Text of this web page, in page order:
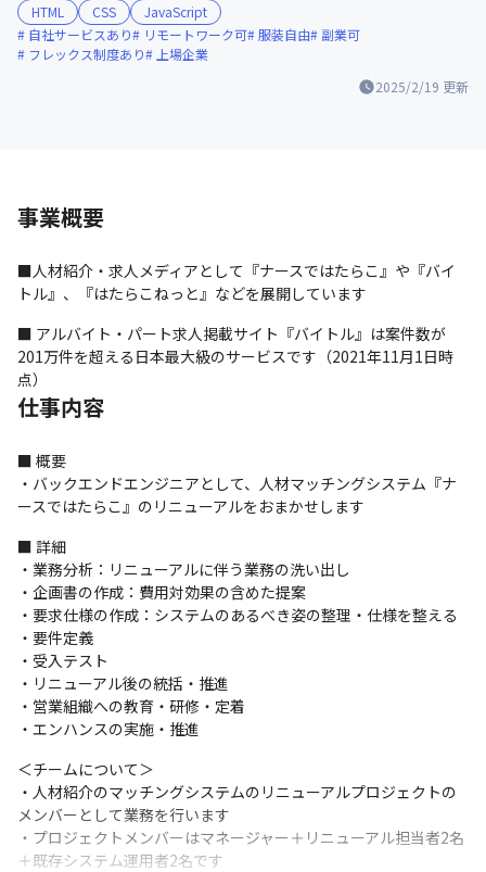
2025/2/19 更新
HTML CSS
JavaScript
自社サービスあり
リモートワーク可 服装自由
副業可
フレックス制度あり
上場企業
事業概要
■人材紹介・求人メディアとして『ナースではたらこ』や『バイ
トル』、『はたらこねっと』などを展開しています
■ アルバイト・パート求人掲載サイト『バイトル』は案件数が
201万件を超える日本最大級のサービスです（2021年11月1日時
点）
仕事内容
■ 概要
・バックエンドエンジニアとして、人材マッチングシステム『ナ
ースではたらこ』のリニューアルをおまかせします
■ 詳細
・業務分析：リニューアルに伴う業務の洗い出し
・企画書の作成：費用対効果の含めた提案
・要求仕様の作成：システムのあるべき姿の整理・仕様を整える
・要件定義
・受入テスト
・リニューアル後の統括・推進
・営業組織への教育・研修・定着
・エンハンスの実施・推進
＜チームについて＞
・人材紹介のマッチングシステムのリニューアルプロジェクトの
メンバーとして業務を行います
・プロジェクトメンバーはマネージャー＋リニューアル担当者2名
＋既存システム運用者2名です